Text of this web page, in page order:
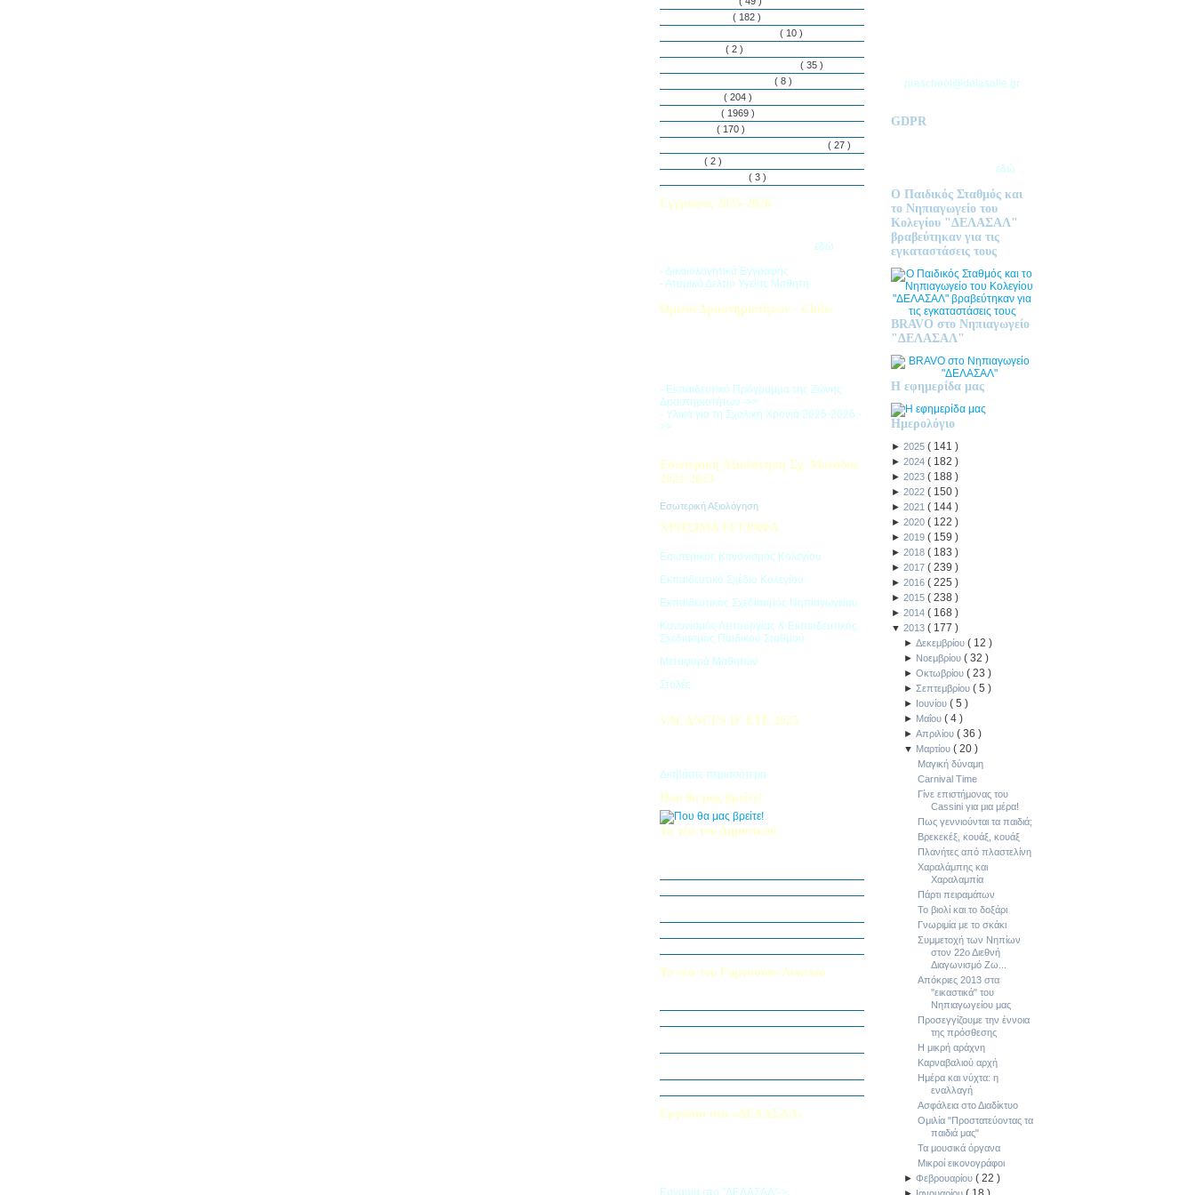
( 182 )
( 10 )
( 2 )
( 35 )
( 8 )
( 204 )
( 1969 )
( 170 )
( 27 )
( 2 )
( 3 )
Εγγραφές 2025-2026
εδώ.
- Δικαιολογητικά Εγγραφής
- Ατομικό Δελτίο Υγείας Μαθητή
Όμιλοι Δραστηριοτήτων - Clubs
- Εκπαιδευτικό Πρόγραμμα της Ζώνης
Δραστηριοτήτων ->>
- Υλικά για τη Σχολική Χρονιά 2025-2026 -
>>
Εσωτερική Αξιολόγηση Σχ. Μονάδας
2022-2023
Εσωτερική Αξιολόγηση
ΧΡΗΣΙΜΑ ΕΓΓΡΑΦΑ
Εσωτερικός Κανονισμός Κολεγίου
Εκπαιδευτικό Σχέδιο Κολεγίου
Εκπαιδευτικός Σχεδιασμός Νηπιαγωγείου
Κανονισμός Λειτουργίας & Εκπαιδευτικός
Σχεδιασμός Παιδικού Σταθμού
Μεταφορά Μαθητών
Στολές
VACANCES D’ ÉTÉ 2025
Διαβάστε περισσότερα
Που θα μας βρείτε!
Τα νέα του Δημοτικού
Τα νέα του Γυμνασίου-Λυκείου
Εργασία στο «ΔΕΛΑΣΑΛ»
Εργασία στο "ΔΕΛΑΣΑΛ"->
preschool@delasalle.gr
GDPR
εδώ
Ο Παιδικός Σταθμός και
το Νηπιαγωγείο του
Κολεγίου "ΔΕΛΑΣΑΛ"
βραβεύτηκαν για τις
εγκαταστάσεις τους
BRAVO στο Νηπιαγωγείο
"ΔΕΛΑΣΑΛ"
Η εφημερίδα μας
Ημερολόγιο
► 2025 ( 141 )
► 2024 ( 182 )
► 2023 ( 188 )
► 2022 ( 150 )
► 2021 ( 144 )
► 2020 ( 122 )
► 2019 ( 159 )
► 2018 ( 183 )
► 2017 ( 239 )
► 2016 ( 225 )
► 2015 ( 238 )
► 2014 ( 168 )
▼ 2013 ( 177 )
►Δεκεμβρίου( 12)
► Νοεμβρίου(32)
►Οκτωβρίου(23)
►Σεπτεμβρίου(5)
► Ιουνίου(5)
► Μαΐου(4)
►Απριλίου(36)
▼ Μαρτίου(20)
Μαγική δύναμη
Carnival Time
Γίνε επιστήμονας του
Cassini για μια μέρα!
Πως γεννιούνται τα παιδιά;
Βρεκεκέξ, κουάξ, κουάξ
Πλανήτες από πλαστελίνη
Χαραλάμπης και
Χαραλαμπία
Πάρτι πειραμάτων
Το βιολί και το δοξάρι
Γνωριμία με το σκάκι
Συμμετοχή των Νηπίων
στον 22ο Διεθνή
Διαγωνισμό Ζω...
Απόκριες 2013 στα
''εικαστικά'' του
Νηπιαγωγείου μας
Προσεγγίζουμε την έννοια
της πρόσθεσης
Η μικρή αράχνη
Καρναβαλιού αρχή
Ημέρα και νύχτα: η
εναλλαγή
Ασφάλεια στο Διαδίκτυο
Ομιλία "Προστατεύοντας τα
παιδιά μας"
Τα μουσικά όργανα
Μικροί εικονογράφοι
►Φεβρουαρίου(22)